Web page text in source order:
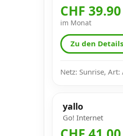
CHF 39.90
im Monat
Zu den Details
Netz: Sunrise, Art:
yallo
Go! Internet